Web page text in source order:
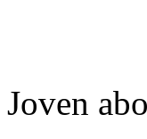
Joven